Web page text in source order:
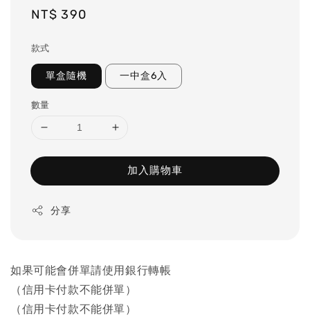
Regular
NT$ 390
款式
單盒隨機 一中盒6入
數量
加入購物車
分享
如果可能會併單請使用銀行轉帳
（信用卡付款不能併單）
（信用卡付款不能併單）